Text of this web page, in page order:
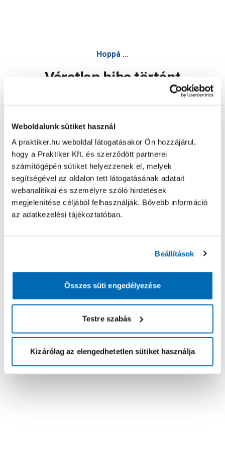
Weboldalunk sütiket használ
A praktiker.hu weboldal látogatásakor Ön hozzájárul,
hogy a Praktiker Kft. és szerződött partnerei
számítógépén sütiket helyezzenek el, melyek
segítségével az oldalon tett látogatásának adatait
webanalitikai és személyre szóló hirdetések
megjelenítése céljából felhasználják. Bővebb információ
az adatkezelési tájékoztatóban.
Beállítások
Összes süti engedélyezése
Testre szabás
Kizárólag az elengedhetetlen sütiket használja
Hoppá ...
Váratlan hiba történt
Oldal újratöltése